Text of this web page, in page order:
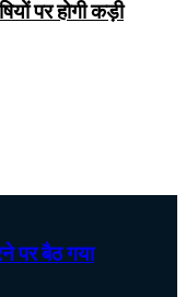
पर होगी कड़ी
पर बैठ गया